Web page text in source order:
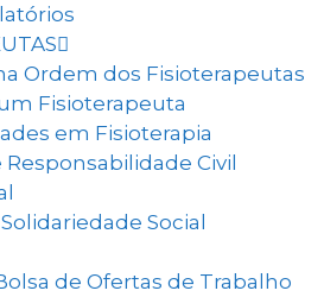
Ordem dos Fisioterapeutas
Fisioterapeuta
em Fisioterapia
Civil
Social
de Ofertas de Trabalho